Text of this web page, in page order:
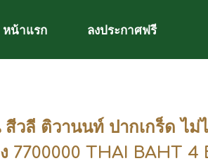
หน้าแรก ลงประกาศฟรี
วลี ติวานนท์ ปากเกร็ด ไม่
7700000 THAI BAHT